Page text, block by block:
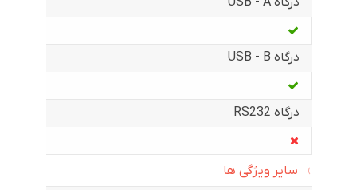
درگاه USB - B
درگاه RS232
سایر ویژگی ها